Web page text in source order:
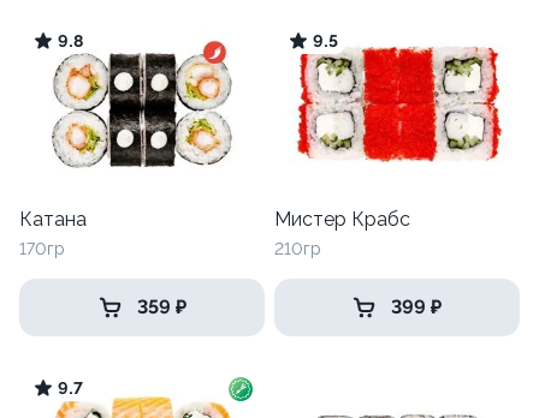
9.8
Катана
170гр
359 ₽
9.5
Мистер Крабс
210гр
399 ₽
9.7